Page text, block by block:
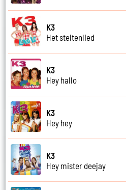
K3
Het steltenlied
K3
Hey hallo
K3
Hey hey
K3
Hey mister deejay